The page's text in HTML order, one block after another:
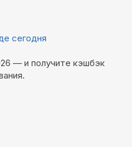
сегодня
— и получите кэшбэк